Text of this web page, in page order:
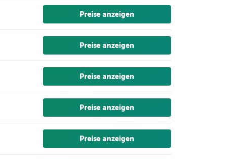
Preise anzeigen
Preise anzeigen
Preise anzeigen
Preise anzeigen
Preise anzeigen